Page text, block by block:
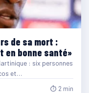
de sa mort :
en bonne santé»
: six personnes
et…
⏱ 2 min